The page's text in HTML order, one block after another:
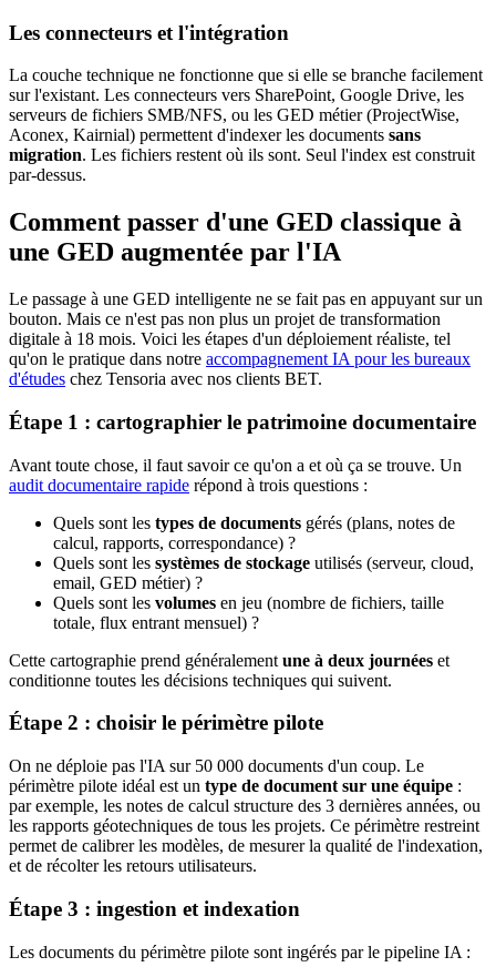
Les connecteurs et l'intégration
La couche technique ne fonctionne que si elle se branche facilement
sur l'existant. Les connecteurs vers SharePoint, Google Drive, les
serveurs de fichiers SMB/NFS, ou les GED métier (ProjectWise,
Aconex, Kairnial) permettent d'indexer les documents sans
migration. Les fichiers restent où ils sont. Seul l'index est construit
par-dessus.
Comment passer d'une GED classique à
une GED augmentée par l'IA
Le passage à une GED intelligente ne se fait pas en appuyant sur un
bouton. Mais ce n'est pas non plus un projet de transformation
digitale à 18 mois. Voici les étapes d'un déploiement réaliste, tel
qu'on le pratique dans notre accompagnement IA pour les bureaux
d'études chez Tensoria avec nos clients BET.
Étape 1 : cartographier le patrimoine documentaire
Avant toute chose, il faut savoir ce qu'on a et où ça se trouve. Un
audit documentaire rapide répond à trois questions :
Quels sont les types de documents gérés (plans, notes de
calcul, rapports, correspondance) ?
Quels sont les systèmes de stockage utilisés (serveur, cloud,
email, GED métier) ?
Quels sont les volumes en jeu (nombre de fichiers, taille
totale, flux entrant mensuel) ?
Cette cartographie prend généralement une à deux journées et
conditionne toutes les décisions techniques qui suivent.
Étape 2 : choisir le périmètre pilote
On ne déploie pas l'IA sur 50 000 documents d'un coup. Le
périmètre pilote idéal est un type de document sur une équipe :
par exemple, les notes de calcul structure des 3 dernières années, ou
les rapports géotechniques de tous les projets. Ce périmètre restreint
permet de calibrer les modèles, de mesurer la qualité de l'indexation,
et de récolter les retours utilisateurs.
Étape 3 : ingestion et indexation
Les documents du périmètre pilote sont ingérés par le pipeline IA :